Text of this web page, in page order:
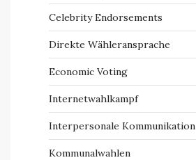
Celebrity Endorsements
Direkte Wähleransprache
Economic Voting
Internetwahlkampf
Interpersonale Kommunikation
Kommunalwahlen